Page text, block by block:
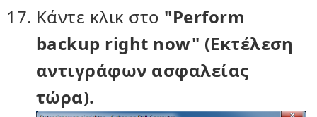
Κάντε κλικ στο "Perform
backup right now" (Εκτέλεση
αντιγράφων ασφαλείας
τώρα).